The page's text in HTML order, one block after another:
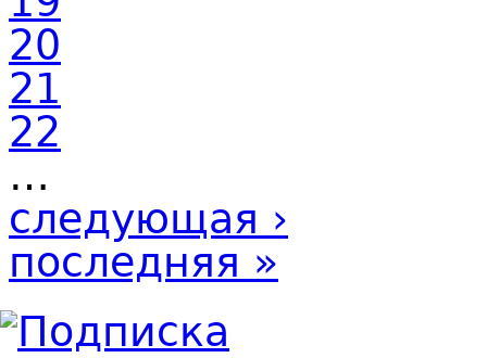
20
21
22
…
следующая ›
последняя »